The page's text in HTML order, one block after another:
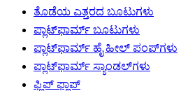
ತೊಡೆಯ ಎತ್ತರದ ಬೂಟುಗಳು
ಪ್ಲಾಟ್‌ಫಾರ್ಮ್ ಬೂಟುಗಳು
ಪ್ಲಾಟ್‌ಫಾರ್ಮ್ ಹೈ ಹೀಲ್ ಪಂಪ್‌ಗಳು
ಪ್ಲಾಟ್‌ಫಾರ್ಮ್ ಸ್ಯಾಂಡಲ್‌ಗಳು
ಫ್ಲಿಪ್ ಫ್ಲಾಪ್